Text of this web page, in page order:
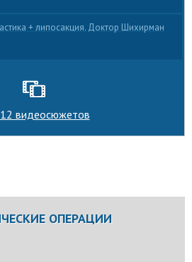
+ липосакция. Доктор Шихирман
видеосюжетов
ОПЕРАЦИИ